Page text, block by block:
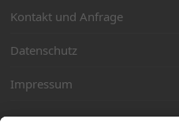
Kontakt und Anfrage
Datenschutz
Impressum